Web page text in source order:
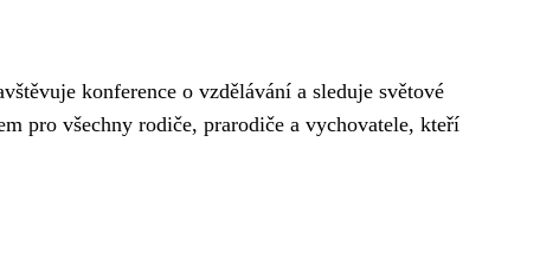
konference o vzdělávání a sleduje světové
pro všechny rodiče, prarodiče a vychovatele, kteří